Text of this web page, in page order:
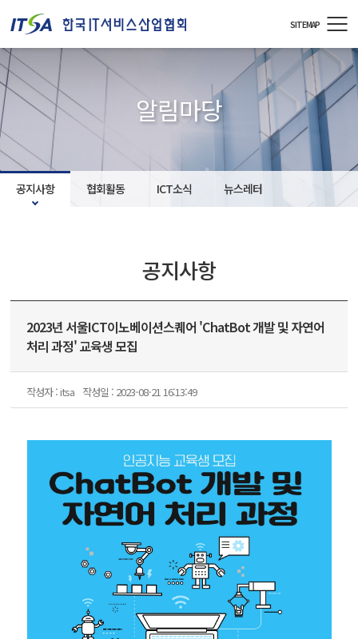
SITEMAP
알림마당
공지사항 협회활동 ICT소식 뉴스레터
공지사항
2023년 서울ICT이노베이션스퀘어 'ChatBot 개발 및 자연어
처리 과정' 교육생 모집
작성자 : itsa 작성일 : 2023-08-21 16:13:49